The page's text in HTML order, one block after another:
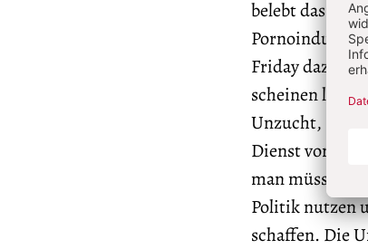
belebt das
Pornoindustrie
Friday dazu,
scheinen
Unzucht, Neid
Dienst von
man müsse
Politik nutzen
schaffen. Die